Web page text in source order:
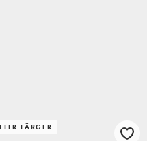
FLER FÄRGER